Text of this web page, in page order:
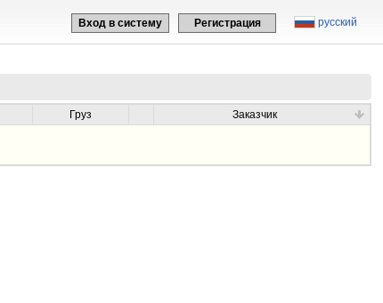
русский
Вход в систему Регистрация
Груз
Заказчик